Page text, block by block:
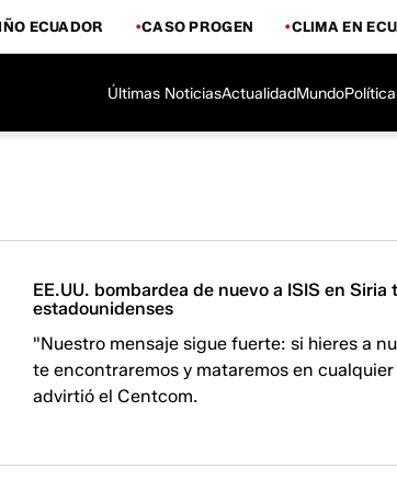
ECUADOR CASO PROGEN CLIMA EN
Últimas NoticiasActualidadMundoPolítica
EE.UU. bombardea de nuevo a ISIS en
estadounidenses
"Nuestro mensaje sigue fuerte: si hieres a
te encontraremos y mataremos en
advirtió el Centcom.